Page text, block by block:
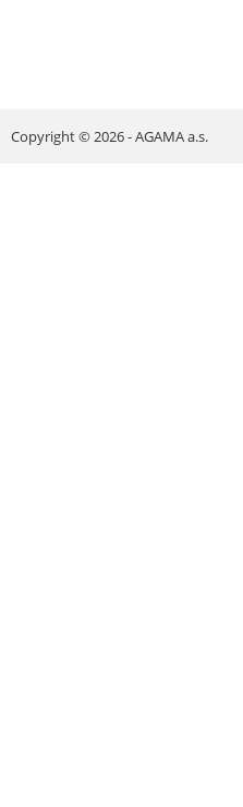
Copyright © 2026 - AGAMA a.s.